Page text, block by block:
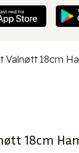
18cm